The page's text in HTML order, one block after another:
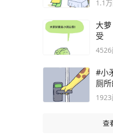
1.1万
大
受
4526
#小
厕
呢？
1923
查